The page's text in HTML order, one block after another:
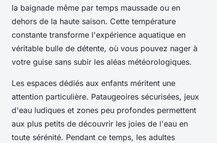
la baignade même par temps maussade ou en
dehors de la haute saison. Cette température
constante transforme l'expérience aquatique en
véritable bulle de détente, où vous pouvez nager à
votre guise sans subir les aléas météorologiques.
Les espaces dédiés aux enfants méritent une
attention particulière. Pataugeoires sécurisées, jeux
d'eau ludiques et zones peu profondes permettent
aux plus petits de découvrir les joies de l'eau en
toute sérénité. Pendant ce temps, les adultes